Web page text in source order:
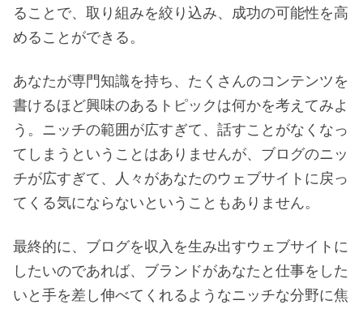
ることで、取り組みを絞り込み、成功の可能性を高
めることができる。
あなたが専門知識を持ち、たくさんのコンテンツを
書けるほど興味のあるトピックは何かを考えてみよ
う。ニッチの範囲が広すぎて、話すことがなくなっ
てしまうということはありませんが、ブログのニッ
チが広すぎて、人々があなたのウェブサイトに戻っ
てくる気にならないということもありません。
最終的に、ブログを収入を生み出すウェブサイトに
したいのであれば、ブランドがあなたと仕事をした
いと手を差し伸べてくれるようなニッチな分野に焦